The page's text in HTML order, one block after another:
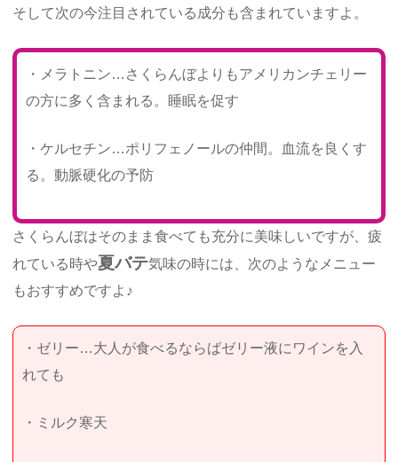
そして次の今注目されている成分も含まれていますよ。
・メラトニン…さくらんぼよりもアメリカンチェリー
の方に多く含まれる。睡眠を促す
・ケルセチン…ポリフェノールの仲間。血流を良くす
る。動脈硬化の予防
さくらんぼはそのまま食べても充分に美味しいですが、疲
れている時や夏バテ気味の時には、次のようなメニュー
もおすすめですよ♪
・ゼリー…大人が食べるならばゼリー液にワインを入
れても
・ミルク寒天